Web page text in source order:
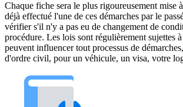
Chaque fiche sera le plus rigoureusement mise
déjà effectué l'une de ces démarches par le
vérifier s'il n'y a pas eu de changement de
procédure. Les lois sont régulièrement sujettes
peuvent influencer tout processus de
d'ordre civil, pour un véhicule, un visa, votre